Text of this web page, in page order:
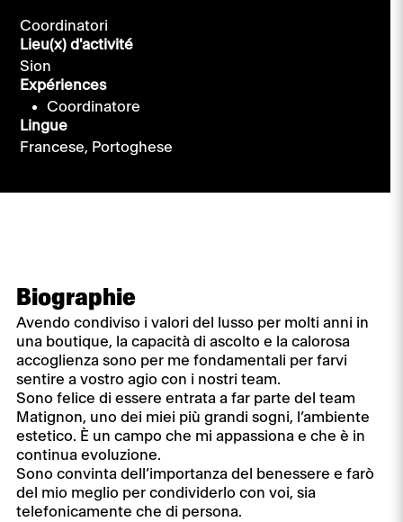
Coordinatori
Lieu(x) d'activité
Sion
Expériences
Coordinatore
Lingue
Francese, Portoghese
Biographie
Avendo condiviso i valori del lusso per molti anni in
una boutique, la capacità di ascolto e la calorosa
accoglienza sono per me fondamentali per farvi
sentire a vostro agio con i nostri team.
Sono felice di essere entrata a far parte del team
Matignon, uno dei miei più grandi sogni, l’ambiente
estetico. È un campo che mi appassiona e che è in
continua evoluzione.
Sono convinta dell’importanza del benessere e farò
del mio meglio per condividerlo con voi, sia
telefonicamente che di persona.